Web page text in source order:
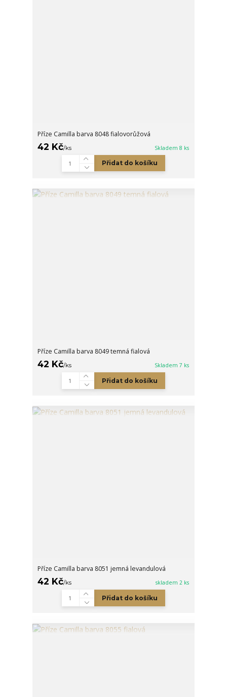
Příze Camilla barva 8048 fialovorůžová
42 Kč/ks Skladem 8 ks
Přidat do košíku
Příze Camilla barva 8049 temná fialová
42 Kč/ks Skladem 7 ks
Přidat do košíku
Příze Camilla barva 8051 jemná levandulová
42 Kč/ks skladem 2 ks
Přidat do košíku